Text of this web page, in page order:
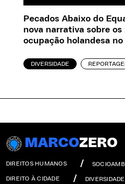
Pecados Abaixo do
nova narrativa sobre os
ocupação holandesa no
DIVERSIDADE
MARCOZERO
DIREITOS HUMANOS
DIREITO À CIDADE DIVERSIDADE